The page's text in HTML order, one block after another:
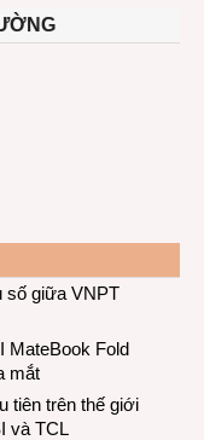
số giữa VNPT
MateBook Fold
mắt
tiên trên thế giới
và TCL